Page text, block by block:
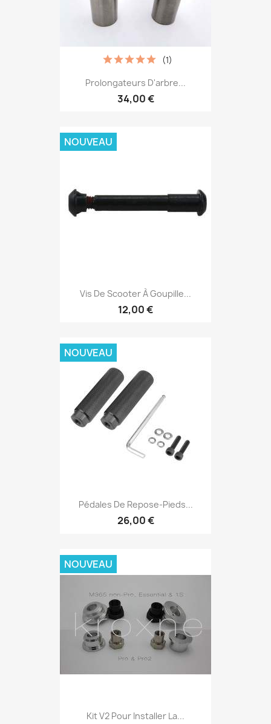
Prolongateurs D'arbre...
34,00 €
(1)
Vis De Scooter À Goupille...
12,00 €
NOUVEAU
Pédales De Repose-Pieds...
26,00 €
NOUVEAU
Kit V2 Pour Installer La...
NOUVEAU